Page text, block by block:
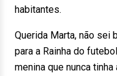
habitantes.
Querida Marta, não sei
para a Rainha do
menina que nunca